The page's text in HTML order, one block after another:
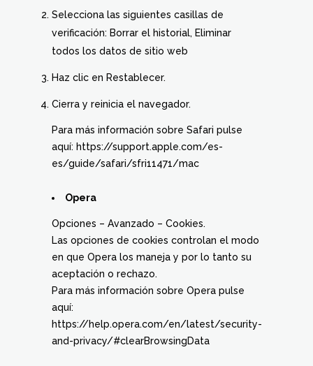
Selecciona las siguientes casillas de
verificación: Borrar el historial, Eliminar
todos los datos de sitio web
Haz clic en Restablecer.
Cierra y reinicia el navegador.
Para más información sobre Safari pulse
aquí: https://support.apple.com/es-
es/guide/safari/sfri11471/mac
Opera
Opciones – Avanzado – Cookies.
Las opciones de cookies controlan el modo
en que Opera los maneja y por lo tanto su
aceptación o rechazo.
Para más información sobre Opera pulse
aquí:
https://help.opera.com/en/latest/security-
and-privacy/#clearBrowsingData